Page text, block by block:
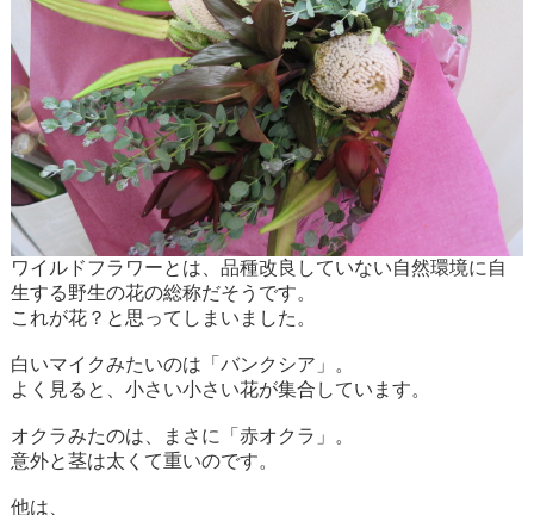
ワイルドフラワーとは、品種改良していない自然環境に自
生する野生の花の総称だそうです。
これが花？と思ってしまいました。
白いマイクみたいのは「バンクシア」。
よく見ると、小さい小さい花が集合しています。
オクラみたのは、まさに「赤オクラ」。
意外と茎は太くて重いのです。
他は、